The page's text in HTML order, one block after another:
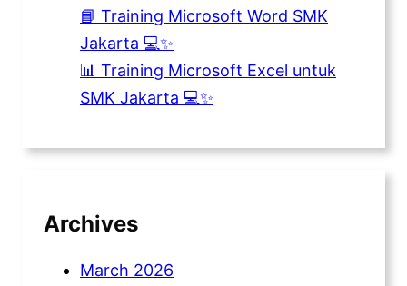
📘 Training Microsoft Word SMK
Jakarta 💻✨
📊 Training Microsoft Excel untuk
SMK Jakarta 💻✨
Archives
March 2026